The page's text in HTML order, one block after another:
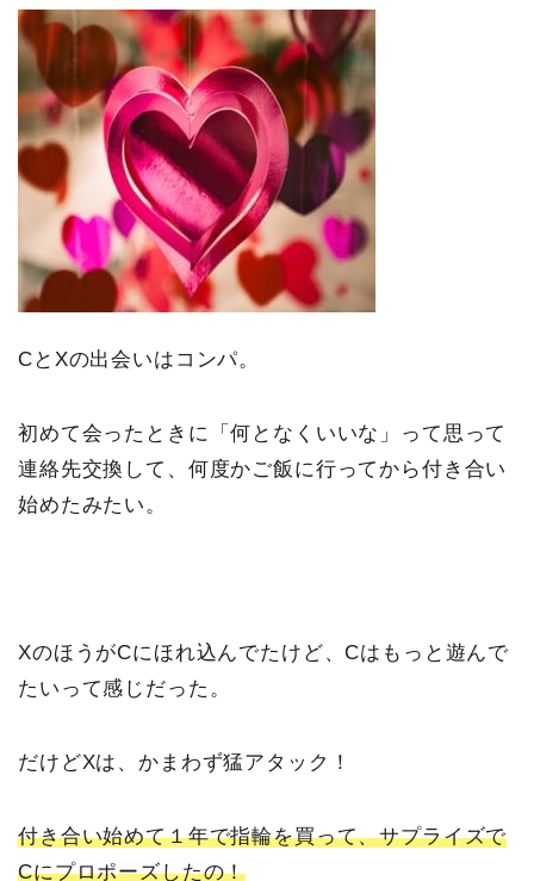
CとXの出会いはコンパ。
初めて会ったときに「何となくいいな」って思って
連絡先交換して、何度かご飯に行ってから付き合い
始めたみたい。
XのほうがCにほれ込んでたけど、Cはもっと遊んで
たいって感じだった。
だけどXは、かまわず猛アタック！
付き合い始めて１年で指輪を買って、サプライズで
Cにプロポーズしたの！